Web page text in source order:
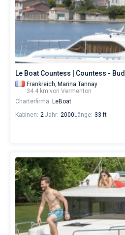
Le Boat Countess | Countess -
Frankreich, Marina Tannay
34.4 km von Vermenton
Charterfirma: LeBoat
Kabinen: 2Jahr: 2000 Länge: 33 ft